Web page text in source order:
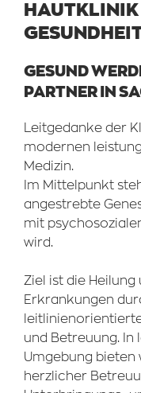
GESUND
PARTNER IN
Leitgedanke der
modernen
Medizin.
Im Mittelpunkt
angestrebte
mit
wird.
Ziel ist die
Erkrankungen
und Betreuung.
Umgebung
herzlicher